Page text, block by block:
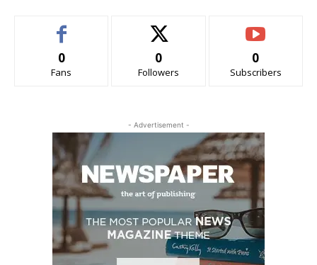
0
Fans
0
Followers
0
Subscribers
- Advertisement -